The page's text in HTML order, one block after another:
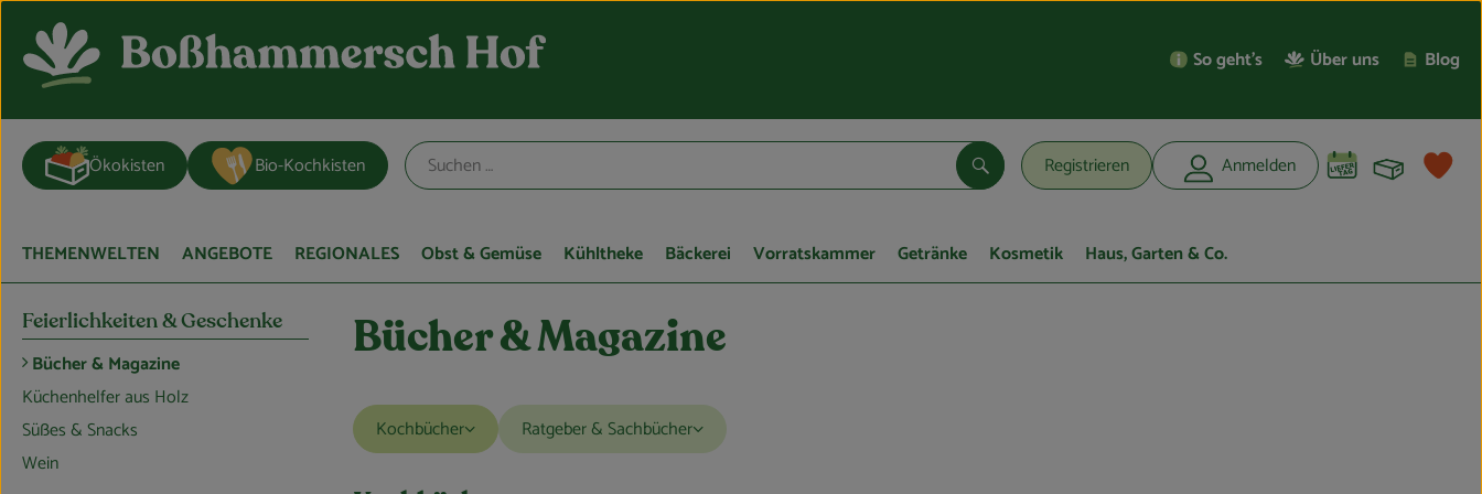
So geht’s Über uns Blog
Registrieren Anmelden
Suchen
Ökokisten Bio-Kochkisten
THEMENWELTEN ANGEBOTE REGIONALES Obst & Gemüse Kühltheke Bäckerei Vorratskammer Getränke Kosmetik Haus, Garten & Co.
Feierlichkeiten & Geschenke
Bücher & Magazine
Küchenhelfer aus Holz
Süßes & Snacks
Wein
Bücher & Magazine
Kochbücher Ratgeber & Sachbücher